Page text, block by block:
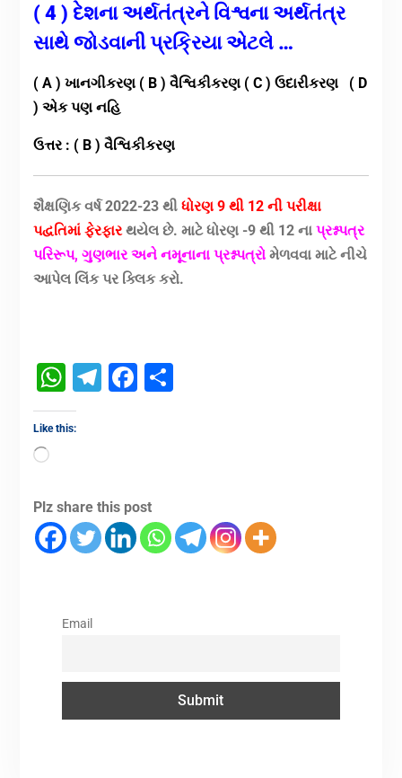
( 4 ) દેશના અર્થતંત્રને વિશ્વના અર્થતંત્ર
સાથે જોડવાની પ્રક્રિયા એટલે …
( A ) ખાનગીકરણ ( B ) વૈશ્વિકીકરણ ( C ) ઉદારીકરણ ( D
) એક પણ નહિ
ઉત્તર : ( B ) વૈશ્વિકીકરણ
શૈક્ષણિક વર્ષ 2022-23 થી ધોરણ 9 થી 12 ની પરીક્ષા
પદ્વતિમાં ફેરફારથયેલ છે. માટે ધોરણ -9 થી 12 ના પ્રશ્નપત્ર
પરિરૂપ, ગુણભાર અને નમૂનાના પ્રશ્નપત્રોમેળવવા માટે નીચે
આપેલ લિંક પર ક્લિક કરો.
WhatsApp
Telegram
Facebook
Share
Like this:
Plz share this post
Email